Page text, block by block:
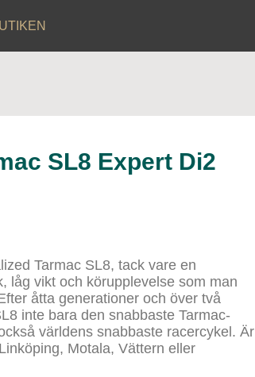
SL8 Expert Di2
Tarmac SL8, tack vare en
låg vikt och körupplevelse som man
åtta generationer och över två
inte bara den snabbaste Tarmac-
världens snabbaste racercykel. Är
Motala, Vättern eller